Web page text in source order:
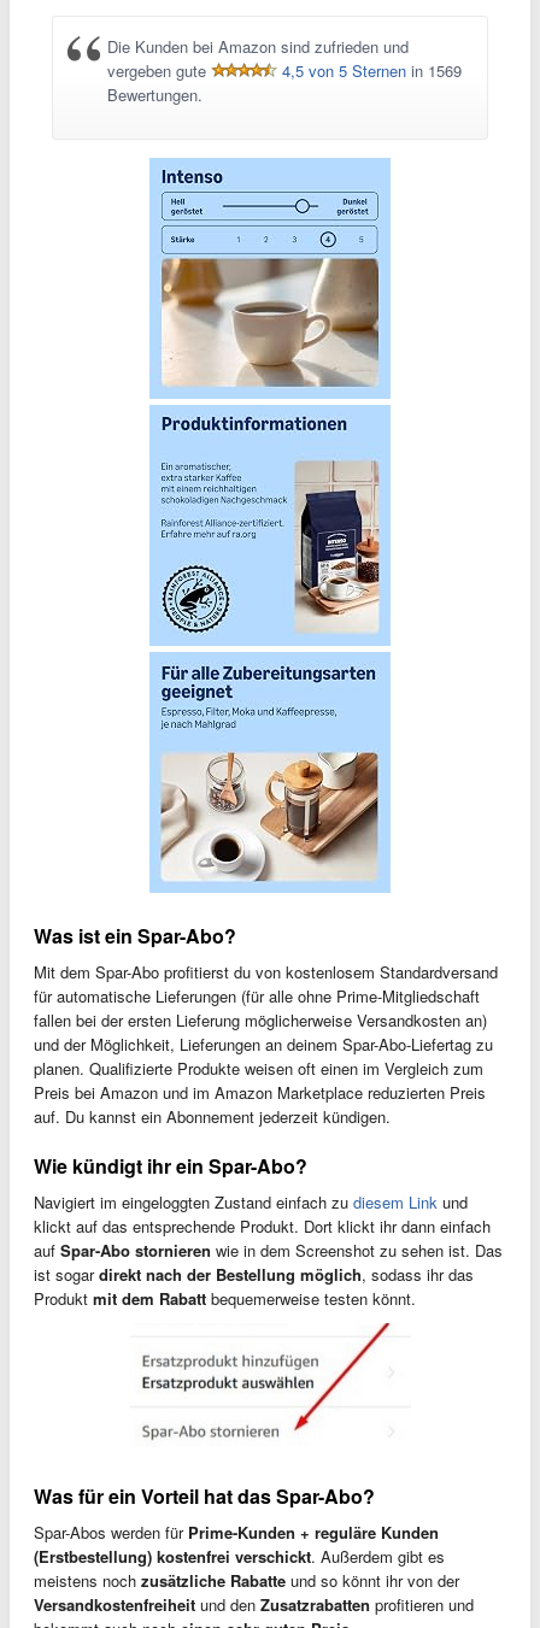
Die Kunden bei Amazon sind zufrieden und
vergeben gute
4,5 von 5 Sternen in 1569
Bewertungen.
Was ist ein Spar-Abo?
Mit dem Spar-Abo profitierst du von kostenlosem Standardversand
für automatische Lieferungen (für alle ohne Prime-Mitgliedschaft
fallen bei der ersten Lieferung möglicherweise Versandkosten an)
und der Möglichkeit, Lieferungen an deinem Spar-Abo-Liefertag zu
planen. Qualifizierte Produkte weisen oft einen im Vergleich zum
Preis bei Amazon und im Amazon Marketplace reduzierten Preis
auf. Du kannst ein Abonnement jederzeit kündigen.
Wie kündigt ihr ein Spar-Abo?
Navigiert im eingeloggten Zustand einfach zu diesem Link und
klickt auf das entsprechende Produkt. Dort klickt ihr dann einfach
auf Spar-Abo stornieren wie in dem Screenshot zu sehen ist. Das
ist sogardirekt nach der Bestellung möglich, sodass ihr das
Produkt mit dem Rabatt bequemerweise testen könnt.
Was für ein Vorteil hat das Spar-Abo?
Spar-Abos werden für Prime-Kunden + reguläre Kunden
(Erstbestellung) kostenfrei verschickt. Außerdem gibt es
meistens noch zusätzliche Rabatte und so könnt ihr von der
Versandkostenfreiheit und den Zusatzrabatten profitieren und